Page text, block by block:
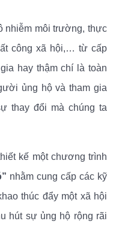
nhiễm môi trường, thực
công xã hội,… từ cấp
hay thậm chí là toàn
ủng hộ và tham gia
thay đổi mà chúng ta
kế một chương trình
nhằm cung cấp các kỹ
thúc đẩy một xã hội
hút sự ủng hộ rộng rãi